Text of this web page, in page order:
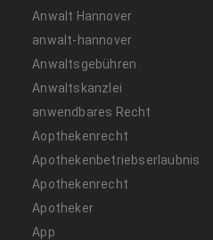
Anwalt Hannover
anwalt-hannover
Anwaltsgebühren
Anwaltskanzlei
anwendbares Recht
Aopthekenrecht
Apothekenbetriebserlaubnis
Apothekenrecht
Apotheker
App